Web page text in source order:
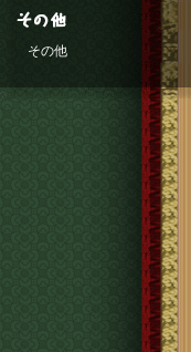
その他